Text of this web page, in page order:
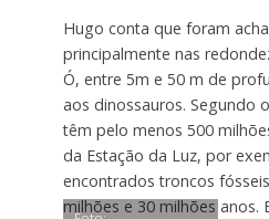
Hugo conta que foram
principalmente nas
Ó, entre 5m e 50 m de
aos dinossauros. Segundo
têm pelo menos 500
da Estação da Luz, por
encontrados troncos
milhões e 30 milhões anos.